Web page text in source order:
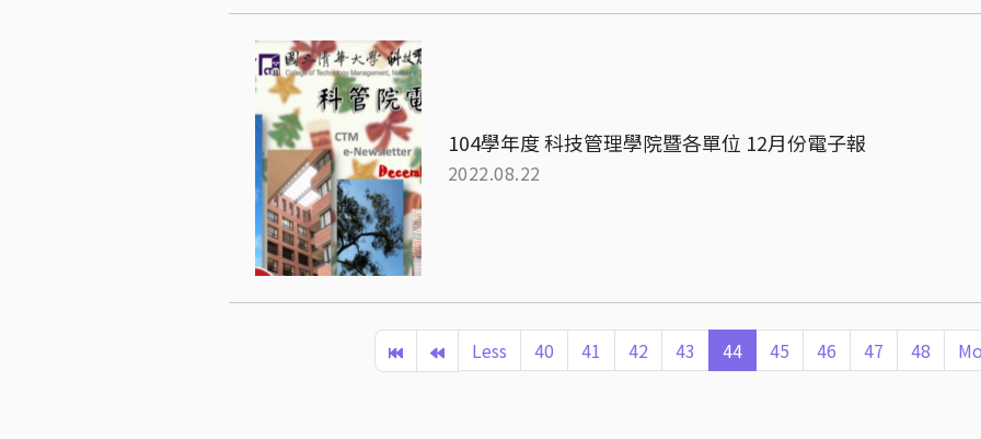
104學年度 科技管理學院暨各單位 12月份電子報
2022.08.22
Less 40 41 42 43 44 45 46 47 48